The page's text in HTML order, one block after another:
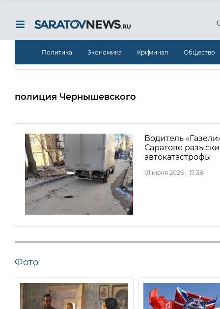
Политика Экономика Криминал Общество
полиция Чернышевского
Водитель
Саратове
автокатастрофы
01 июня 2026 - 17:38
Фото